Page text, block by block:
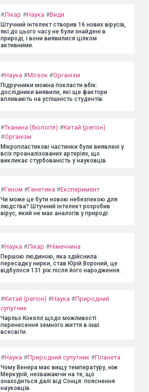
#Лікар #Наука #Види
Штучний інтелект створив 16 нових вірусів,
які до цього часу не були знайдені в
природі, і вони виявилися цілком
активними.
#Наука #Мозок #Організм
Підручники можна покласти вбік:
дослідники виявили, які ще фактори
впливають на успішність студентів.
#Тканина (біологія) #Китай (регіон)
#Організм
Мікропластикові частинки були виявлені у
всіх проаналізованих артеріях, що
викликає стурбованість у науковців.
#Геном #Генетика #Експеримент
Чи може це бути новою небезпекою для
людства? Штучний інтелект розробив
вірус, який не має аналогів у природі.
#Наука #Лікар #Німеччина
Першою людиною, яка здійснила
пересадку нирки, став Юрій Вороний, це
відбулося 131 рік після його народження.
#Китай (регіон) #Наука #Природний
супутник
Чарльз Кокелл щодо можливості
перенесення земного життя в інші
всесвіти.
#Наука #Природний супутник #Планета
Чому Венера має вищу температуру, ніж
Меркурій, незважаючи на те, що
знаходиться далі від Сонця: пояснення
науковців.